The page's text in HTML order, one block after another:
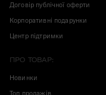
Договір публічної оферти
Корпоративні подарунки
Центр підтримки
ПРО ТОВАР:
Новинки
Топ продажів